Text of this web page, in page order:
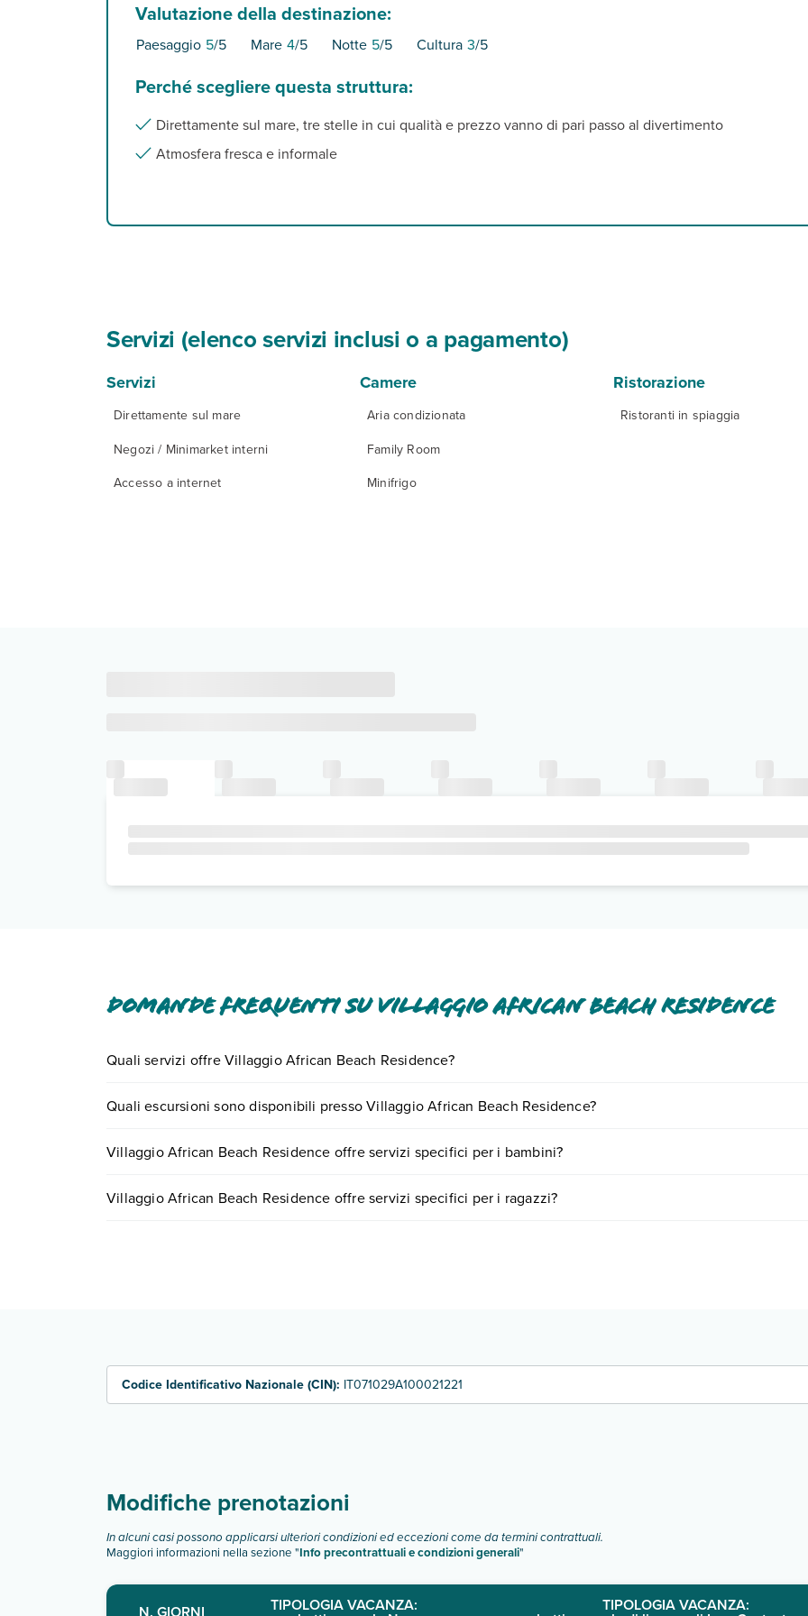
Valutazione della destinazione:
Paesaggio 5/5 Mare 4/5 Notte 5/5 Cultura 3/5
Perché scegliere questa struttura:
Direttamente sul mare, tre stelle in cui qualità e prezzo vanno di pari passo al divertimento
Atmosfera fresca e informale
Servizi (elenco servizi inclusi o a pagamento)
Servizi
Direttamente sul mare
Negozi / Minimarket interni
Accesso a internet
Camere
Aria condizionata
Family Room
Minifrigo
Ristorazione
Ristoranti in spiaggia
Domande frequenti su Villaggio African Beach Residence
Quali servizi offre Villaggio African Beach Residence?
Scopri tutti i dettagli nel paragrafo dedicato "Info e descrizione".
Quali escursioni sono disponibili presso Villaggio African Beach Residence?
chiamando il numero 0721.17231 oprenotando un appuntamento .
Villaggio African Beach Residence offre servizi specifici per i bambini?
Scopri maggiori dettagli nel paragrafo dedicato "Info e descrizione".
Villaggio African Beach Residence offre servizi specifici per i ragazzi?
Codice Identificativo Nazionale (CIN): IT071029A100021221
Modifiche prenotazioni
In alcuni casi possono applicarsi ulteriori condizioni ed eccezioni come da termini contrattuali.
Maggiori informazioni nella sezione "Info precontrattuali e condizioni generali"
N. GIORNI TIPOLOGIA VACANZA: TIPOLOGIA VACANZA: